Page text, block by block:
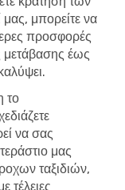
μπορείτε να
προσφορές
μετάβασης έως
το
να σας
μας
ταξιδιών,
τέλειες